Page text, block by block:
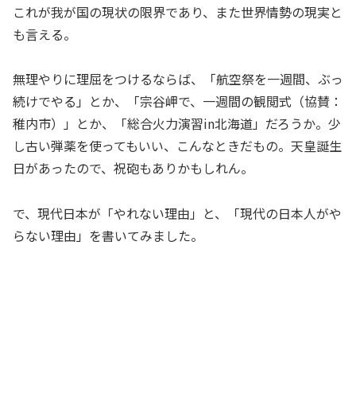
これが我が国の現状の限界であり、また世界情勢の現実と
も言える。
無理やりに理屈をつけるならば、「航空祭を一週間、ぶっ
続けでやる」とか、「宗谷岬で、一週間の観閲式（協賛：
稚内市）」とか、「総合火力演習in北海道」だろうか。少
し古い弾薬を使ってもいい、こんなときだもの。天皇誕生
日があったので、祝砲もありかもしれん。
で、現代日本が「やれない理由」と、「現代の日本人がや
らない理由」を書いてみました。